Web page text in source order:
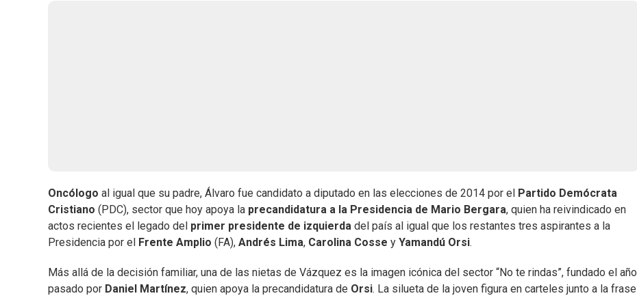
Oncólogo al igual que su padre, Álvaro fue candidato a diputado en las elecciones de 2014 por el
Partido Demócrata
Cristiano (PDC), sector que hoy apoya la precandidatura a la Presidencia de Mario Bergara, quien ha reivindicado en
actos recientes el legado del primer presidente de izquierda del país al igual que los restantes tres aspirantes a la
Presidencia por el
Frente Amplio (FA), Andrés Lima, Carolina Cosse y Yamandú Orsi.
Más allá de la decisión familiar, una de las nietas de Vázquez es la imagen icónica del sector “No te rindas”, fundado el año
pasado por Daniel Martínez, quien apoya la precandidatura de Orsi. La silueta de la joven figura en carteles junto a la frase